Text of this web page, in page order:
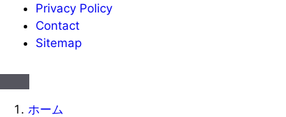
Privacy Policy
Contact
Sitemap
ホーム